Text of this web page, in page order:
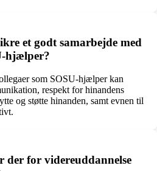
et godt samarbejde med
hjælper?
som SOSU-hjælper kan
respekt for hinandens
og støtte hinanden, samt evnen til
der for videreuddannelse